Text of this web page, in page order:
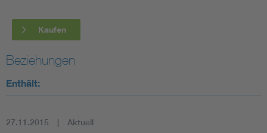
Kaufen
Beziehungen
Enthält:
27.11.2015 Aktuell